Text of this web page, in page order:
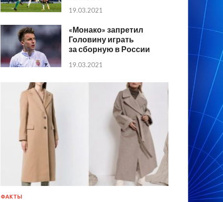
19.03.2021
«Монако» запретил
Головину играть
за сборную в России
19.03.2021
ФАКТЫ